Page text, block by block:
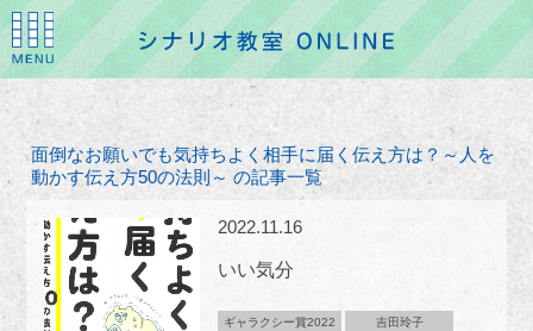
面倒なお願いでも気持ちよく相手に届く伝え方は？～人を
動かす伝え方50の法則～ の記事一覧
2022.11.16
いい気分
ギャラクシー賞2022 吉田玲子